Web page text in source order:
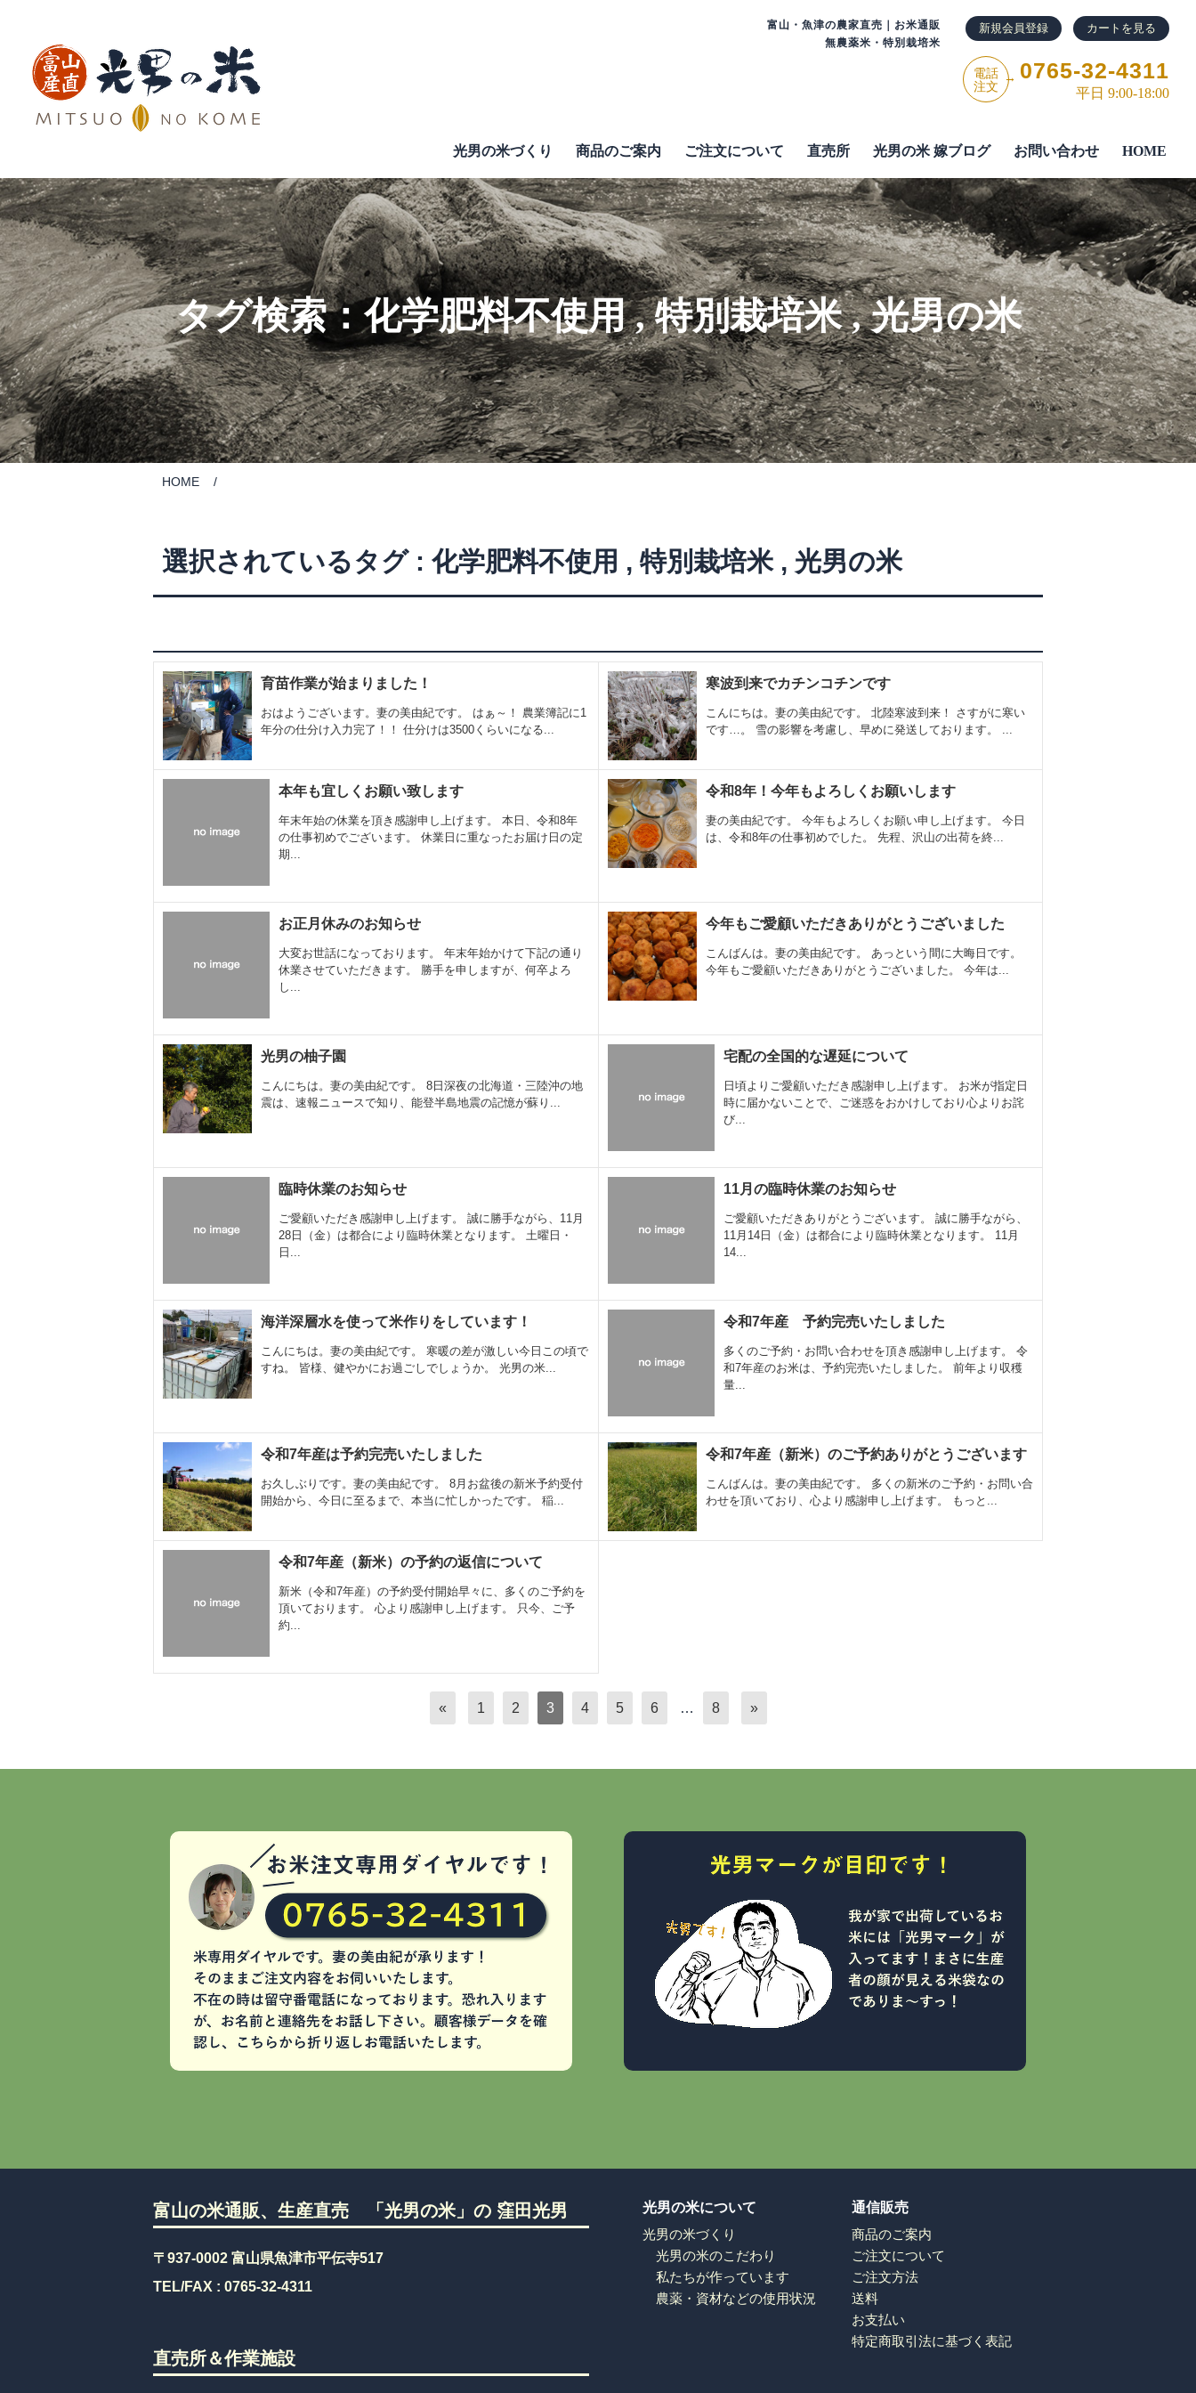
富山・魚津の農家直売｜お米通販
無農薬米・特別栽培米
新規会員登録 カートを見る
電話
注文
→ 0765-32-4311
平日 9:00-18:00
光男の米づくり 商品のご案内 ご注⽂について 直売所 光男の米 嫁ブログ お問い合わせ HOME
タグ検索：化学肥料不使用,特別栽培米,光男の米
HOME
選択されているタグ : 化学肥料不使用 , 特別栽培米, 光男の米
育苗作業が始まりました！
おはようございます。妻の美由紀です。 はぁ～！ 農業簿記に1
年分の仕分け入力完了！！ 仕分けは3500くらいになる...
寒波到来でカチンコチンです
こんにちは。妻の美由紀です。 北陸寒波到来！ さすがに寒い
です…。 雪の影響を考慮し、早めに発送しております。 ...
本年も宜しくお願い致します
年末年始の休業を頂き感謝申し上げます。 本日、令和8年
の仕事初めでございます。 休業日に重なったお届け日の定
期...
令和8年！今年もよろしくお願いします
妻の美由紀です。 今年もよろしくお願い申し上げます。 今日
は、令和8年の仕事初めでした。 先程、沢山の出荷を終...
お正月休みのお知らせ
大変お世話になっております。 年末年始かけて下記の通り
休業させていただきます。 勝手を申しますが、何卒よろ
し...
今年もご愛顧いただきありがとうございました
こんばんは。妻の美由紀です。 あっという間に大晦日です。
今年もご愛顧いただきありがとうございました。 今年は...
光男の柚子園
こんにちは。妻の美由紀です。 8日深夜の北海道・三陸沖の地
震は、速報ニュースで知り、能登半島地震の記憶が蘇り...
宅配の全国的な遅延について
日頃よりご愛顧いただき感謝申し上げます。 お米が指定日
時に届かないことで、ご迷惑をおかけしており心よりお詫
び...
臨時休業のお知らせ
ご愛顧いただき感謝申し上げます。 誠に勝手ながら、11月
28日（金）は都合により臨時休業となります。 土曜日・
日...
11月の臨時休業のお知らせ
ご愛顧いただきありがとうございます。 誠に勝手ながら、
11月14日（金）は都合により臨時休業となります。 11月
14...
海洋深層水を使って米作りをしています！
こんにちは。妻の美由紀です。 寒暖の差が激しい今日この頃で
すね。 皆様、健やかにお過ごしでしょうか。 光男の米...
令和7年産 予約完売いたしました
多くのご予約・お問い合わせを頂き感謝申し上げます。 令
和7年産のお米は、予約完売いたしました。 前年より収穫
量...
令和7年産は予約完売いたしました
お久しぶりです。妻の美由紀です。 8月お盆後の新米予約受付
開始から、今日に至るまで、本当に忙しかったです。 稲...
令和7年産（新米）のご予約ありがとうございます
こんばんは。妻の美由紀です。 多くの新米のご予約・お問い合
わせを頂いており、心より感謝申し上げます。 もっと...
令和7年産（新米）の予約の返信について
新米（令和7年産）の予約受付開始早々に、多くのご予約を
頂いております。 心より感謝申し上げます。 只今、ご予
約...
« 1 2 3 4 5 6 … 8 »
富山の米通販、生産直売 「光男の米」の 窪田光男
〒937-0002 富山県魚津市平伝寺517
TEL/FAX : 0765-32-4311
直売所＆作業施設
光男の米について
光男の米づくり
光男の米のこだわり
私たちが作っています
農薬・資材などの使用状況
通信販売
商品のご案内
ご注文について
ご注文方法
送料
お支払い
特定商取引法に基づく表記